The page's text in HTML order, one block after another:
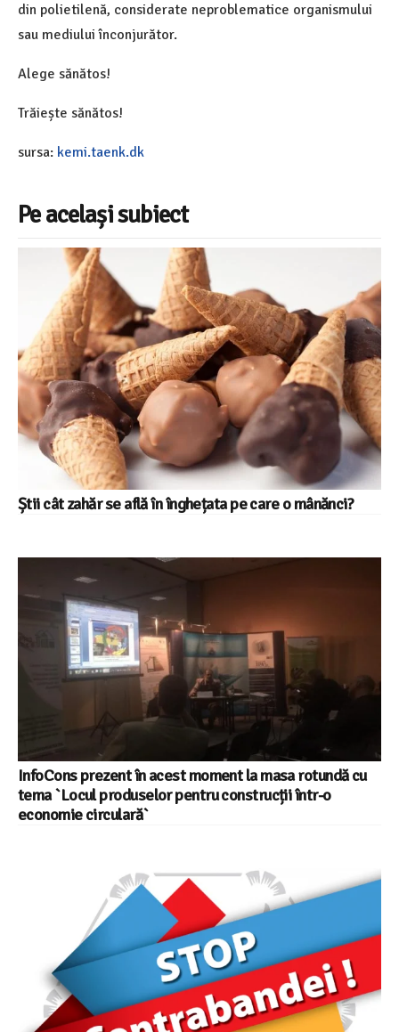
din polietilenă, considerate neproblematice organismului
sau mediului înconjurător.
Alege sănătos!
Trăiește sănătos!
sursa: kemi.taenk.dk
Pe același subiect
Știi cât zahăr se află în înghețata pe care o mânănci?
InfoCons prezent în acest moment la masa rotundă cu
tema `Locul produselor pentru construcții într-o
economie circulară`